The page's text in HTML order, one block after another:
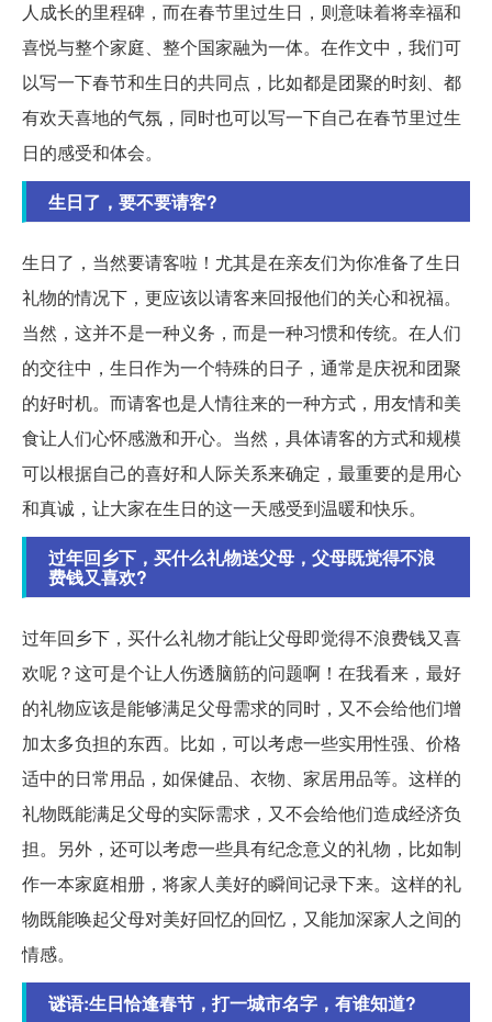
人成长的里程碑，而在春节里过生日，则意味着将幸福和
喜悦与整个家庭、整个国家融为一体。在作文中，我们可
以写一下春节和生日的共同点，比如都是团聚的时刻、都
有欢天喜地的气氛，同时也可以写一下自己在春节里过生
日的感受和体会。
生日了，要不要请客?
生日了，当然要请客啦！尤其是在亲友们为你准备了生日
礼物的情况下，更应该以请客来回报他们的关心和祝福。
当然，这并不是一种义务，而是一种习惯和传统。在人们
的交往中，生日作为一个特殊的日子，通常是庆祝和团聚
的好时机。而请客也是人情往来的一种方式，用友情和美
食让人们心怀感激和开心。当然，具体请客的方式和规模
可以根据自己的喜好和人际关系来确定，最重要的是用心
和真诚，让大家在生日的这一天感受到温暖和快乐。
过年回乡下，买什么礼物送父母，父母既觉得不浪
费钱又喜欢?
过年回乡下，买什么礼物才能让父母即觉得不浪费钱又喜
欢呢？这可是个让人伤透脑筋的问题啊！在我看来，最好
的礼物应该是能够满足父母需求的同时，又不会给他们增
加太多负担的东西。比如，可以考虑一些实用性强、价格
适中的日常用品，如保健品、衣物、家居用品等。这样的
礼物既能满足父母的实际需求，又不会给他们造成经济负
担。另外，还可以考虑一些具有纪念意义的礼物，比如制
作一本家庭相册，将家人美好的瞬间记录下来。这样的礼
物既能唤起父母对美好回忆的回忆，又能加深家人之间的
情感。
谜语:生日恰逢春节，打一城市名字，有谁知道?